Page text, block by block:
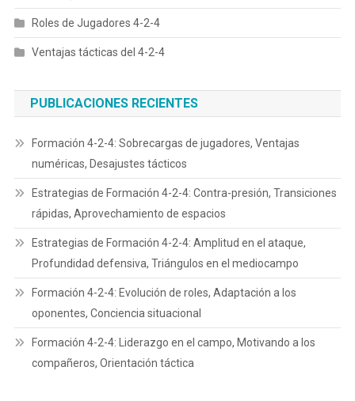
Roles de Jugadores 4-2-4
Ventajas tácticas del 4-2-4
PUBLICACIONES RECIENTES
Formación 4-2-4: Sobrecargas de jugadores, Ventajas
numéricas, Desajustes tácticos
Estrategias de Formación 4-2-4: Contra-presión, Transiciones
rápidas, Aprovechamiento de espacios
Estrategias de Formación 4-2-4: Amplitud en el ataque,
Profundidad defensiva, Triángulos en el mediocampo
Formación 4-2-4: Evolución de roles, Adaptación a los
oponentes, Conciencia situacional
Formación 4-2-4: Liderazgo en el campo, Motivando a los
compañeros, Orientación táctica